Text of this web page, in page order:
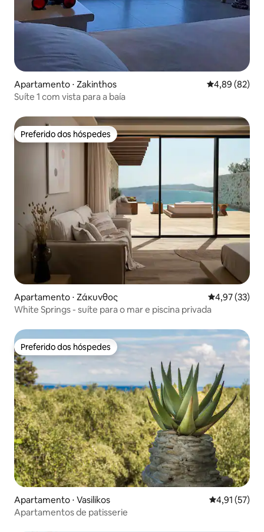
Apartamento ⋅ Zakinthos 4,89 de uma
4,89 (82)
Suíte 1 com vista para a baía
Preferido dos hóspedes
Preferido dos hóspedes
Apartamento ⋅ Ζάκυνθος 4,97 de uma
4,97 (33)
White Springs - suíte para o mar e piscina privada
Preferido dos hóspedes
Preferido dos hóspedes
Apartamento ⋅ Vasilikos 4,91 de uma
4,91 (57)
Apartamentos de patisserie